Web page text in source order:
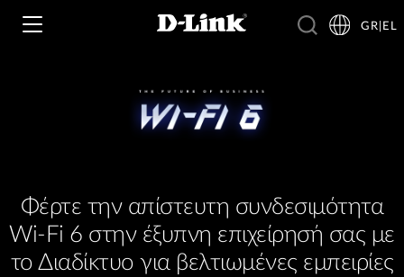
Δικτυακές Κάμερες
Wireless
GR|EL
Φέρτε την απίστευτη συνδεσιμότητα
Wi-Fi 6 στην έξυπνη επιχείρησή σας με
το Διαδίκτυο για βελτιωμένες εμπειρίες